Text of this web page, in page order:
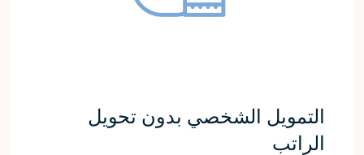
التمويل الشخصي بدون تحويل
الراتب